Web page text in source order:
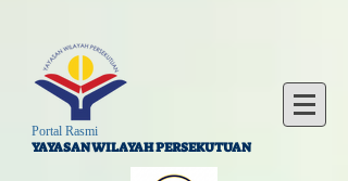
Portal Rasmi
YAYASAN WILAYAH PERSEKUTUAN